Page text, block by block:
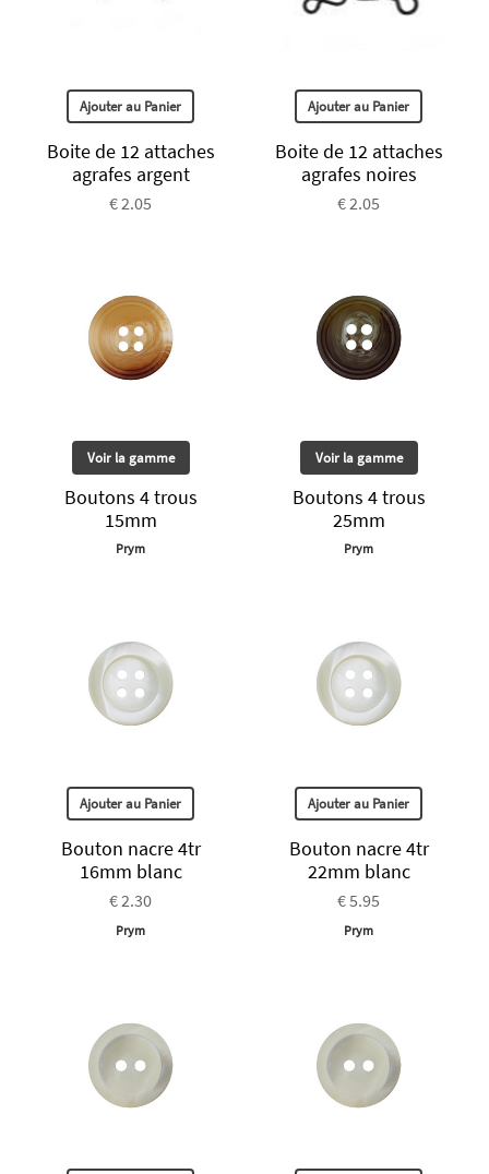
Ajouter au Panier
Boite de 12 attaches
agrafes argent
€ 2.05
Ajouter au Panier
Boite de 12 attaches
agrafes noires
€ 2.05
Voir la gamme
Boutons 4 trous
15mm
Prym
Voir la gamme
Boutons 4 trous
25mm
Prym
Ajouter au Panier
Bouton nacre 4tr
16mm blanc
€ 2.30
Prym
Ajouter au Panier
Bouton nacre 4tr
22mm blanc
€ 5.95
Prym